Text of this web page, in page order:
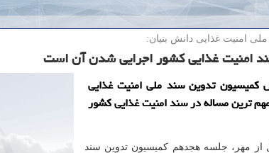
امنیت غذایی دانش بنیان:
امنیت غذایی كشور اجرایی شدن آن است
تدوین سند ملی امنیت غذایی
ترین مساله در سند امنیت غذایی کشور
از مهر، جلسه هجدهم کمیسیون تدوین سند